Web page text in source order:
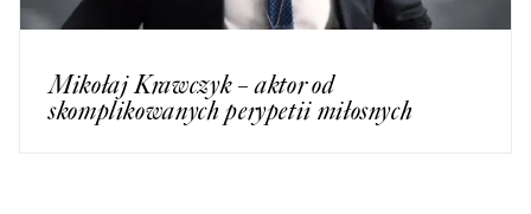
Mikołaj Krawczyk – aktor od
skomplikowanych perypetii miłosnych